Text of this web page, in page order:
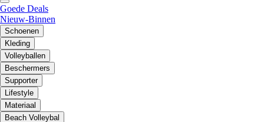
Goede Deals
Nieuw-Binnen
Schoenen
Kleding
Volleyballen
Beschermers
Supporter
Lifestyle
Materiaal
Beach Volleybal